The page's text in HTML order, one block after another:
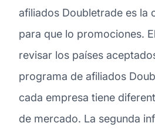
afiliados Doubletrade es la
para que lo promociones.
revisar los países
programa de afiliados
cada empresa tiene
de mercado. La segunda